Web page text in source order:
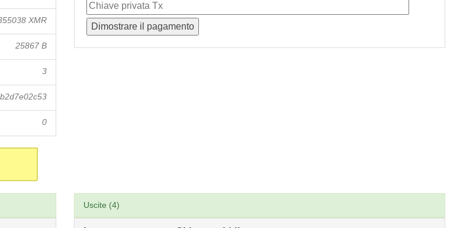
XMR
25867 B
3
0
Uscite (4)